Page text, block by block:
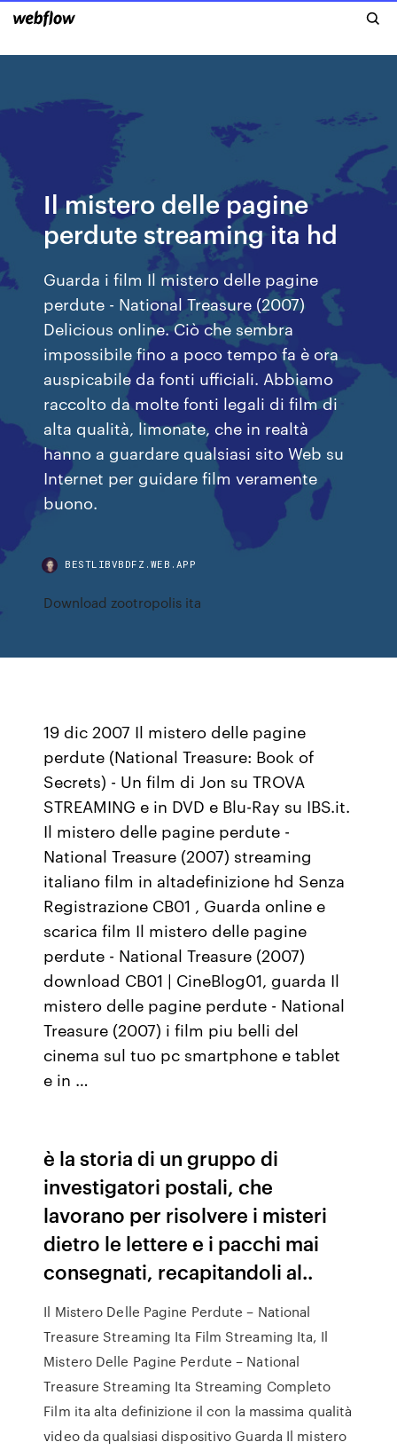
Il mistero delle pagine
perdute streaming ita hd
Guarda i film Il mistero delle pagine
perdute - National Treasure (2007)
Delicious online. Ciò che sembra
impossibile fino a poco tempo fa è ora
auspicabile da fonti ufficiali. Abbiamo
raccolto da molte fonti legali di film di
alta qualità, limonate, che in realtà
hanno a guardare qualsiasi sito Web su
Internet per guidare film veramente
buono.
BESTLIBVBDFZ.WEB.APP
Download zootropolis ita
19 dic 2007 Il mistero delle pagine
perdute (National Treasure: Book of
Secrets) - Un film di Jon su TROVA
STREAMING e in DVD e Blu-Ray su IBS.it.
Il mistero delle pagine perdute -
National Treasure (2007) streaming
italiano film in altadefinizione hd Senza
Registrazione CB01 , Guarda online e
scarica film Il mistero delle pagine
perdute - National Treasure (2007)
download CB01 | CineBlog01, guarda Il
mistero delle pagine perdute - National
Treasure (2007) i film piu belli del
cinema sul tuo pc smartphone e tablet
e in …
è la storia di un gruppo di
investigatori postali, che
lavorano per risolvere i misteri
dietro le lettere e i pacchi mai
consegnati, recapitandoli al..
Il Mistero Delle Pagine Perdute – National
Treasure Streaming Ita Film Streaming Ita, Il
Mistero Delle Pagine Perdute – National
Treasure Streaming Ita Streaming Completo
Film ita alta definizione il con la massima qualità
video da qualsiasi dispositivo Guarda Il mistero